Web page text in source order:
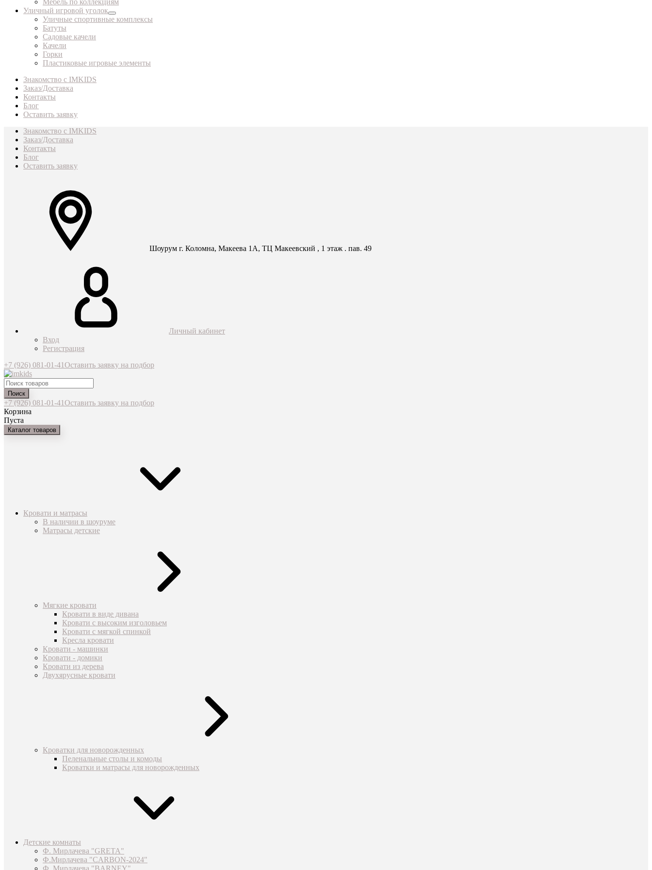
Мебель по коллекциям
Уличный игровой уголок
Уличные спортивные комплексы
Батуты
Садовые качели
Качели
Горки
Пластиковые игровые элементы
Знакомство с IMKIDS
Заказ/Доставка
Контакты
Блог
Оставить заявку
Знакомство с IMKIDS
Заказ/Доставка
Контакты
Блог
Оставить заявку
Шоурум г. Коломна, Макеева 1А, ТЦ Макеевский , 1 этаж . пав. 49
Личный кабинет
Вход
Регистрация
+7 (926) 081-01-41Оставить заявку на подбор
Поиск
+7 (926) 081-01-41Оставить заявку на подбор
Корзина
Пуста
Каталог товаров
Кровати и матрасы
В наличии в шоуруме
Матрасы детские
Мягкие кровати
Кровати в виде дивана
Кровати с высоким изголовьем
Кровати с мягкой спинкой
Кресла кровати
Кровати - машинки
Кровати - домики
Кровати из дерева
Двухярусные кровати
Кроватки для новорожденных
Пеленальные столы и комоды
Кроватки и матрасы для новорожденных
Детские комнаты
Ф. Мирлачева "GRETA"
Ф.Мирлачева "CARBON-2024"
Ф. Мирлачева "BARNEY"